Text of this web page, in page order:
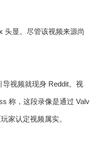
头显。尽管该视频来源尚
视频就现身 Reddit。视
称，这段录像是通过 Valv
家认定视频属实。